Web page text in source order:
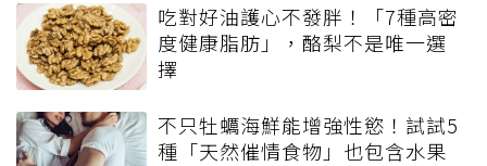
吃對好油護心不發胖！「7種高密
度健康脂肪」，酪梨不是唯一選
擇
不只牡蠣海鮮能增強性慾！試試5
種「天然催情食物」也包含水果